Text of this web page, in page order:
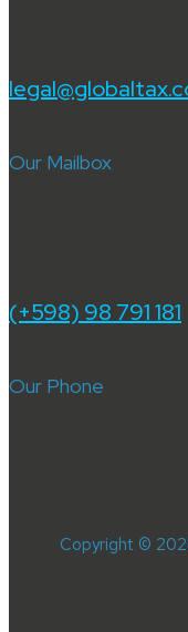
Our Mailbox
(+598) 98 791 181
Our Phone
Copyright ©